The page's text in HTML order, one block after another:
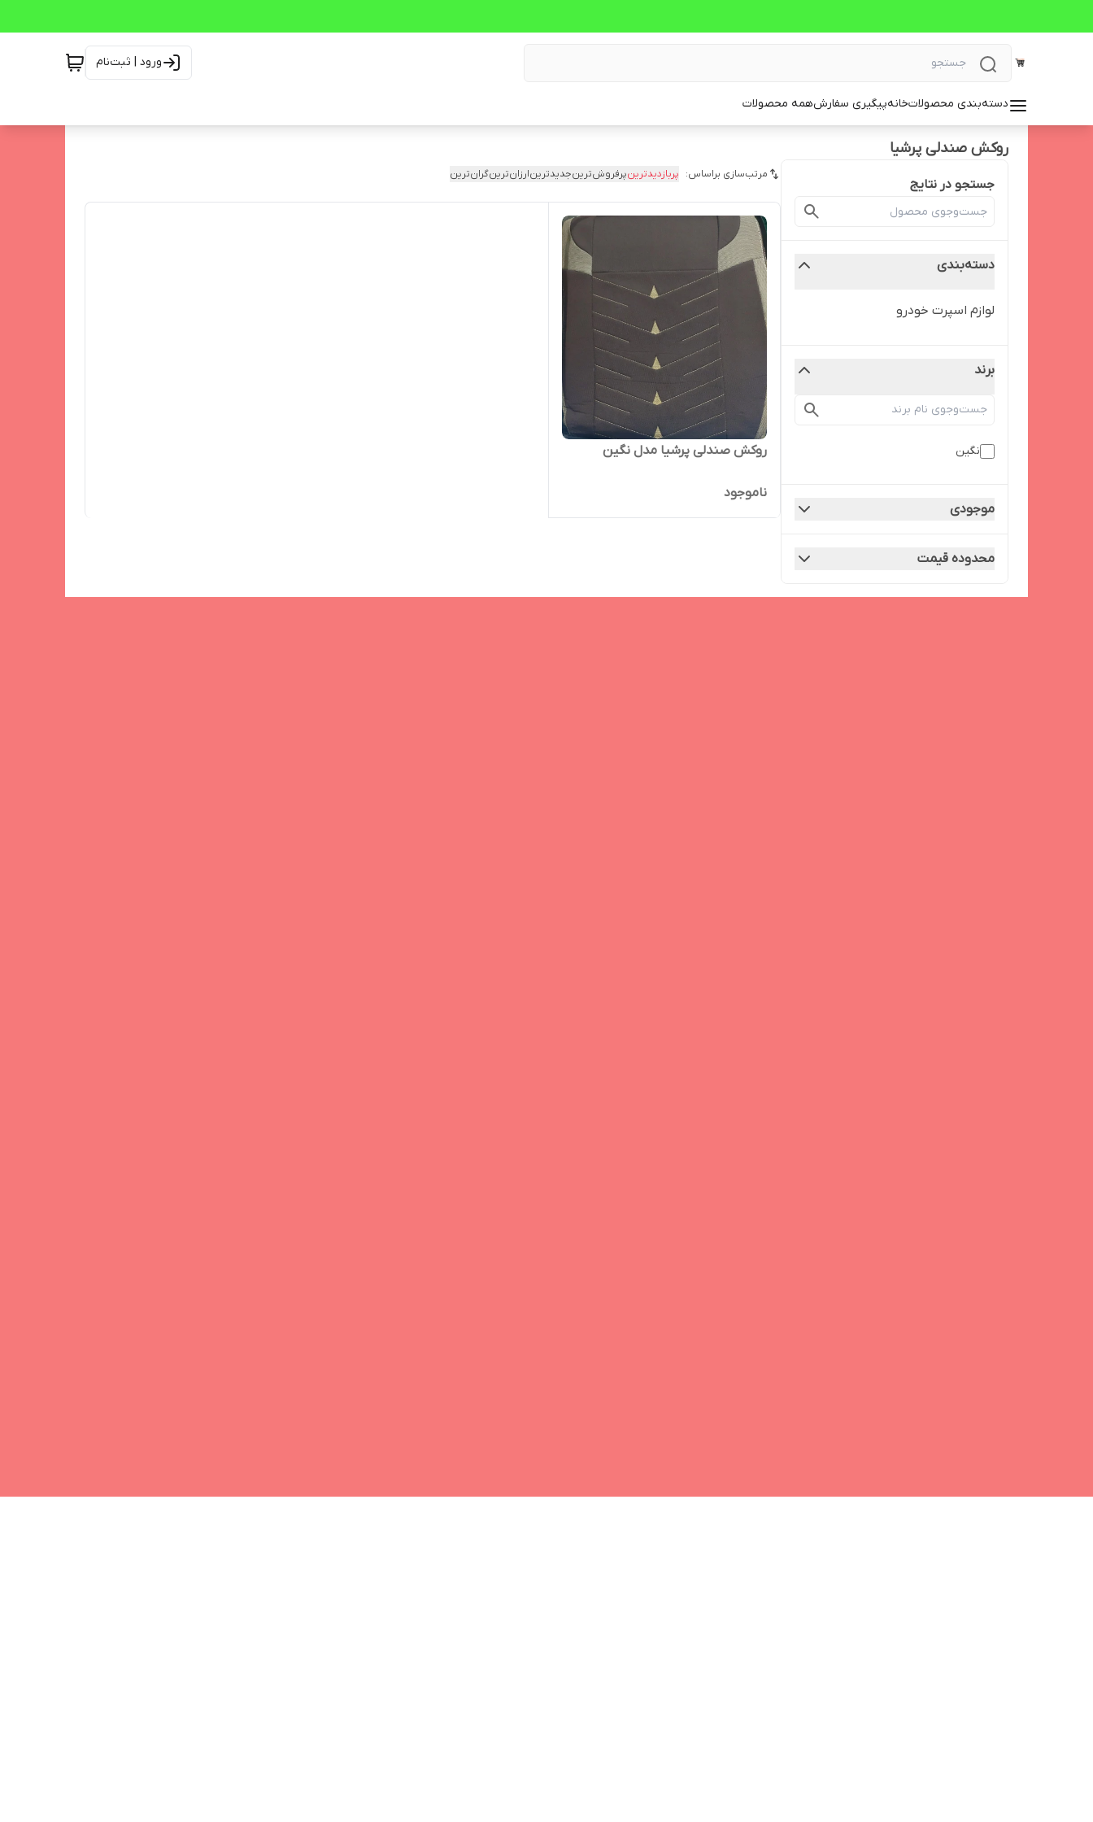
ورود | ثبت‌نام
دسته‌بندی محصولاتخانهپیگیری سفارشهمه محصولات
روکش صندلی پرشیا
جستجو در نتایج
دسته‌بندی
لوازم اسپرت خودرو
برند
نگین
موجودی
محدوده قیمت
مرتب‌سازی براساس: پربازدیدترینپرفروش‌ترینجدیدترینارزان‌ترینگران‌ترین
روکش صندلی پرشیا مدل نگین
ناموجود